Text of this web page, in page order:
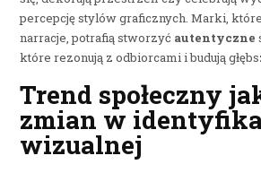
percepcję stylów graficznych. Marki,
narracje, potrafią stworzyć autentyczne
które rezonują z odbiorcami i budują
Trend społeczny
zmian w
wizualnej